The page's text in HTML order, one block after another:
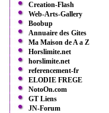
Creation-Flash
Web-Arts-Gallery
Boobup
Annuaire des Gites
Ma Maison de A a Z
Horslimite.net
horslimite.net
referencement-fr
ELODIE FREGE
NotoOn.com
GT Liens
JN-Forum